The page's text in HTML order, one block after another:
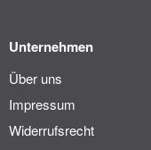
Unternehmen
Über uns
Impressum
Widerrufsrecht